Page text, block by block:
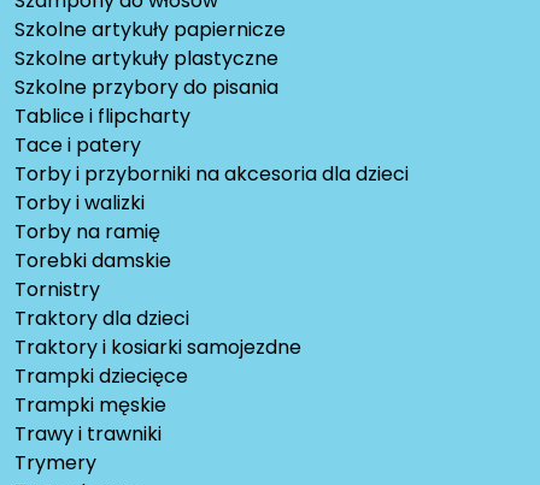
Szkolne artykuły papiernicze
Szkolne artykuły plastyczne
Szkolne przybory do pisania
Tablice i flipcharty
Tace i patery
Torby i przyborniki na akcesoria dla dzieci
Torby i walizki
Torby na ramię
Torebki damskie
Tornistry
Traktory dla dzieci
Traktory i kosiarki samojezdne
Trampki dziecięce
Trampki męskie
Trawy i trawniki
Trymery